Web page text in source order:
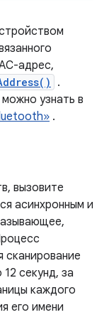
адрес,
.
узнать в
.
вызовите
асинхронным и
сканирование
секунд, за
каждого
его имени